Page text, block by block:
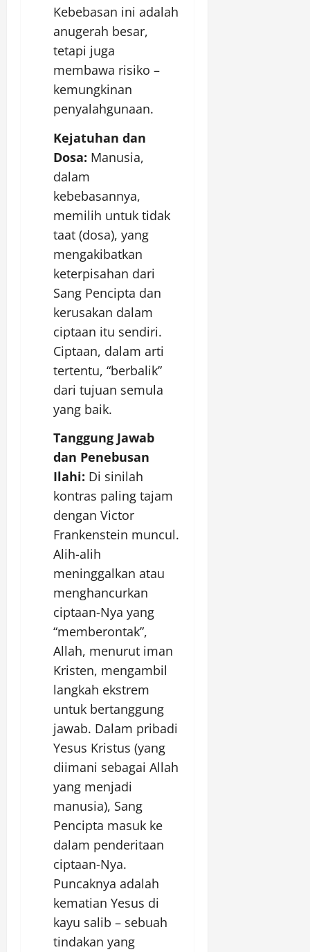
Kebebasan ini adalah
anugerah besar,
tetapi juga
membawa risiko –
kemungkinan
penyalahgunaan.
Kejatuhan dan
Dosa: Manusia,
dalam
kebebasannya,
memilih untuk tidak
taat (dosa), yang
mengakibatkan
keterpisahan dari
Sang Pencipta dan
kerusakan dalam
ciptaan itu sendiri.
Ciptaan, dalam arti
tertentu, “berbalik”
dari tujuan semula
yang baik.
Tanggung Jawab
dan Penebusan
Ilahi: Di sinilah
kontras paling tajam
dengan Victor
Frankenstein muncul.
Alih-alih
meninggalkan atau
menghancurkan
ciptaan-Nya yang
“memberontak”,
Allah, menurut iman
Kristen, mengambil
langkah ekstrem
untuk bertanggung
jawab. Dalam pribadi
Yesus Kristus (yang
diimani sebagai Allah
yang menjadi
manusia), Sang
Pencipta masuk ke
dalam penderitaan
ciptaan-Nya.
Puncaknya adalah
kematian Yesus di
kayu salib – sebuah
tindakan yang